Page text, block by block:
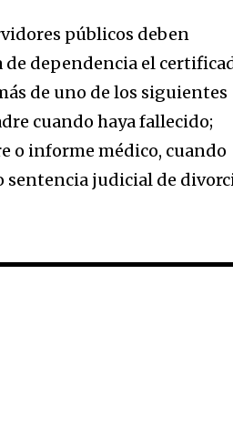
públicos deben
dependencia el
de uno de los siguientes
cuando haya fallecido;
o informe médico, cuando
sentencia judicial de